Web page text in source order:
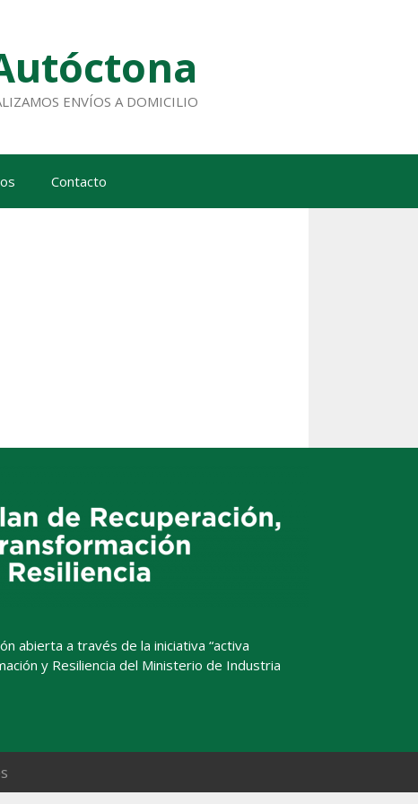
ENVÍOS A DOMICILIO
Contacto
abierta a través de la iniciativa “activa
y Resiliencia del Ministerio de Industria